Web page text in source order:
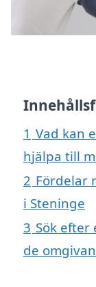
1 Vad kan
hjälpa till
2 Fördelar
i Steninge
3 Sök
de